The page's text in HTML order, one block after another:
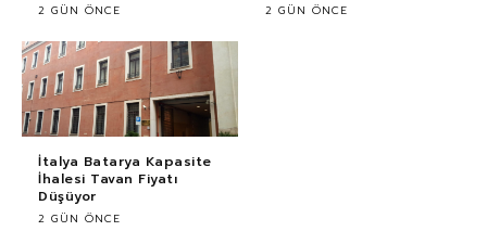
2 GÜN ÖNCE 2 GÜN ÖNCE
İtalya Batarya Kapasite
İhalesi Tavan Fiyatı
Düşüyor
2 GÜN ÖNCE